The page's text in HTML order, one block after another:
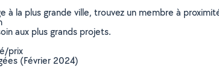
la plus grande ville, trouvez un membre à
aux plus grands projets.
prix
(Février 2024)